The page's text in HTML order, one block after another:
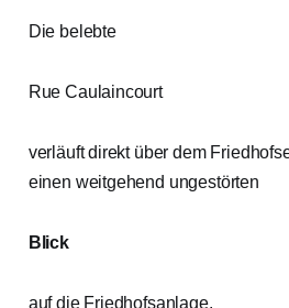
Die belebte
Rue Caulaincourt
verläuft direkt über dem
einen weitgehend ungestörten
Blick
auf die Friedhofsanlage.